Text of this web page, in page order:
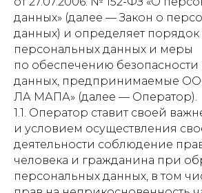
данных» (далее — Закон о
данных) и определяет порядок
персональных данных и меры
по обеспечению
данных, предпринимаемые
ЛА МАПА» (далее — Оператор).
1.1. Оператор ставит своей
и условием осуществления
деятельности соблюдение
человека и гражданина при
персональных данных, в том